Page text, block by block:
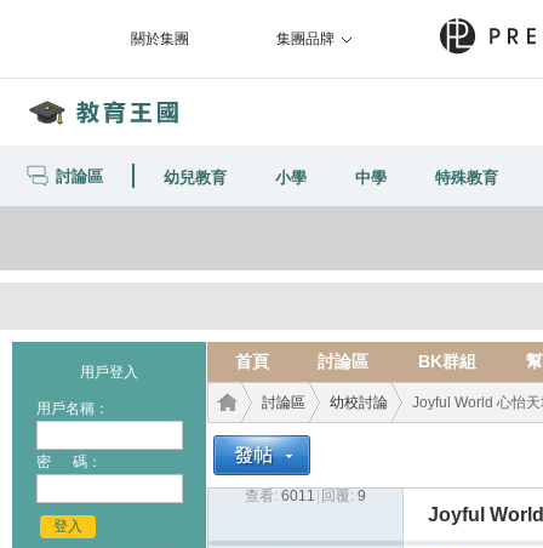
關於集團 集團品牌
討論區 幼兒教育 小學 中學 特殊教育
用戶登入
用戶名稱：
密 碼：
登入
首頁 討論區 BK群組
討論區
›
幼校討論 Joyful World 心怡
查看: 6011 回覆: 9
Joyful World